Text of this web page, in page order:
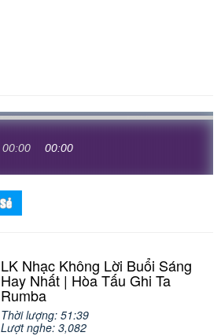
00:00 00:00
LK Nhạc Không Lời Buổi Sáng
Hay Nhất | Hòa Tấu Ghi Ta
Rumba
Thời lượng: 51:39
Lượt nghe: 3,082